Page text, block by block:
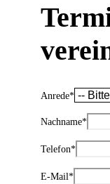
Anrede*
Nachname*
Telefon*
E-Mail*